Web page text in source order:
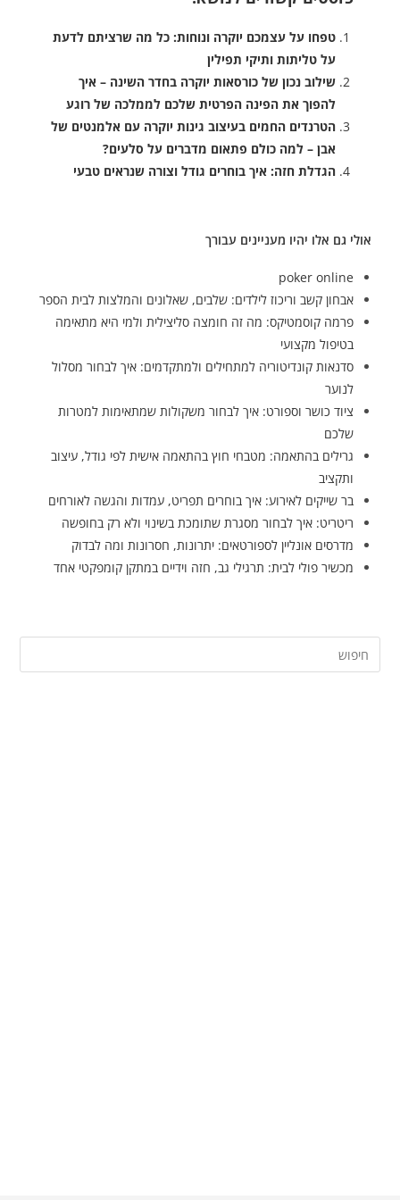
טפחו על עצמכם יוקרה ונוחות: כל מה שרציתם לדעת
על טליתות ותיקי תפילין
שילוב נכון של כורסאות יוקרה בחדר השינה – איך
להפוך את הפינה הפרטית שלכם לממלכה של רוגע
הטרנדים החמים בעיצוב גינות יוקרה עם אלמנטים של
אבן – למה כולם פתאום מדברים על סלעים?
הגדלת חזה: איך בוחרים גודל וצורה שנראים טבעי
אולי גם אלו יהיו מעניינים עבורך
poker online
אבחון קשב וריכוז לילדים: שלבים, שאלונים והמלצות לבית הספר
פרמה קוסמטיקס: מה זה חומצה סליצילית ולמי היא מתאימה
בטיפול מקצועי
סדנאות קונדיטוריה למתחילים ולמתקדמים: איך לבחור מסלול
לנוער
ציוד כושר וספורט: איך לבחור משקולות שמתאימות למטרות
שלכם
גרילים בהתאמה: מטבחי חוץ בהתאמה אישית לפי גודל, עיצוב
ותקציב
בר שייקים לאירוע: איך בוחרים תפריט, עמדות והגשה לאורחים
ריטריט: איך לבחור מסגרת שתומכת בשינוי ולא רק בחופשה
מדרסים אונליין לספורטאים: יתרונות, חסרונות ומה לבדוק
מכשיר פולי לבית: תרגילי גב, חזה וידיים במתקן קומפקטי אחד